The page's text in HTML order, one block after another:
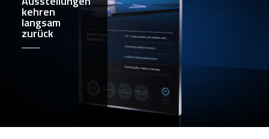
kehren
langsam
zurück